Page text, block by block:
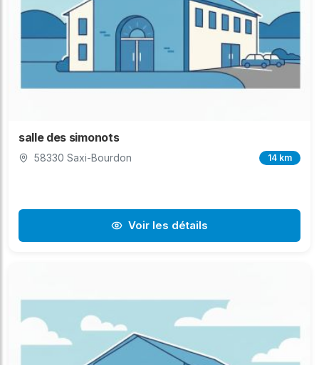
salle des simonots
58330 Saxi-Bourdon 14 km
Voir les détails